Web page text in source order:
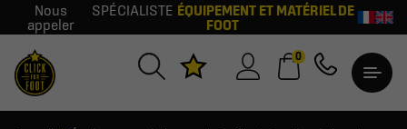
Nous
appeler
SPÉCIALISTE ÉQUIPEMENT ET MATÉRIEL DE
FOOT
0